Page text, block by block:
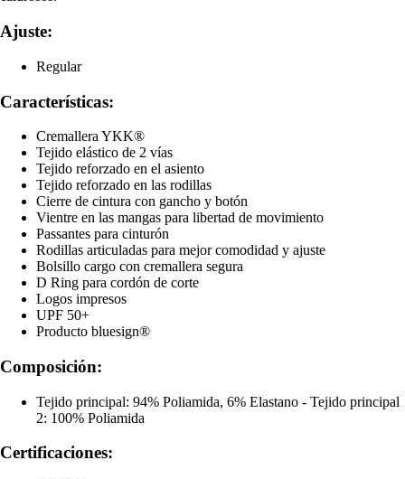
Ajuste:
Regular
Características:
Cremallera YKK®
Tejido elástico de 2 vías
Tejido reforzado en el asiento
Tejido reforzado en las rodillas
Cierre de cintura con gancho y botón
Vientre en las mangas para libertad de movimiento
Passantes para cinturón
Rodillas articuladas para mejor comodidad y ajuste
Bolsillo cargo con cremallera segura
D Ring para cordón de corte
Logos impresos
UPF 50+
Producto bluesign®
Composición:
Tejido principal: 94% Poliamida, 6% Elastano - Tejido principal
2: 100% Poliamida
Certificaciones: